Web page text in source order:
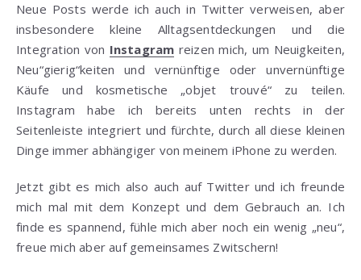
Neue Posts werde ich auch in Twitter verweisen, aber
insbesondere kleine Alltagsentdeckungen und die
Integration von Instagram reizen mich, um Neuigkeiten,
Neu“gierig“keiten und vernünftige oder unvernünftige
Käufe und kosmetische „objet trouvé“ zu teilen.
Instagram habe ich bereits unten rechts in der
Seitenleiste integriert und fürchte, durch all diese kleinen
Dinge immer abhängiger von meinem iPhone zu werden.
Jetzt gibt es mich also auch auf Twitter und ich freunde
mich mal mit dem Konzept und dem Gebrauch an. Ich
finde es spannend, fühle mich aber noch ein wenig „neu“,
freue mich aber auf gemeinsames Zwitschern!